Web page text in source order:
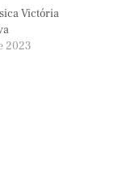
Victória
2023